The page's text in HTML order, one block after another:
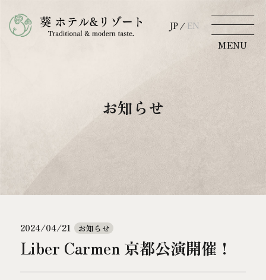
JP
EN
MENU
JP
EN
MENU
お知らせ
2024/04/21 お知らせ
Liber Carmen 京都公演開催！
葵 HOTEL KYOTO
お知らせ
アクセス
京都観光
泊
ご利用人数
（1室あたり）
人 室